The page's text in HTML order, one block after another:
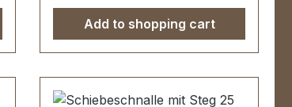
Durchlasshöhe: ca. 22 mm.
Lieferumfang: 1 Stück
Schiebeschnalle mit
Add to shopping cart